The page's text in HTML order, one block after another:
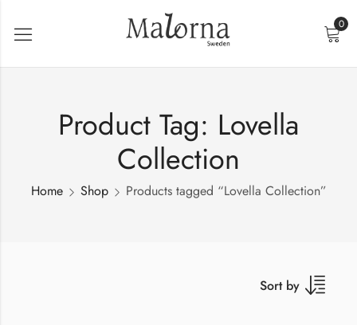
0
Product Tag: Lovella
Collection
Home Shop Products tagged “Lovella Collection”
Sort by